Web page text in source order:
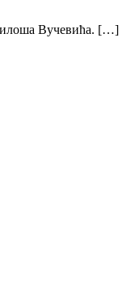
Вучевића. […]